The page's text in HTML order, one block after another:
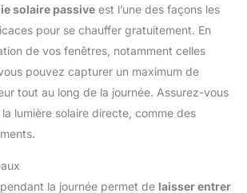
solaire passive est l’une des façons les
pour se chauffer gratuitement. En
de vos fenêtres, notamment celles
pouvez capturer un maximum de
tout au long de la journée. Assurez-vous
la lumière solaire directe, comme des
la journée permet de laisser entrer